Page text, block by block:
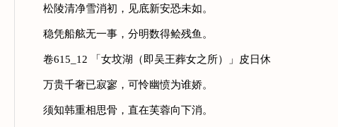
松陵清净雪消初，见底新安恐未如。
稳凭船舷无一事，分明数得鲙残鱼。
卷615_12 「女坟湖（即吴王葬女之所）」皮日休
万贵千奢已寂寥，可怜幽愤为谁娇。
须知韩重相思骨，直在芙蓉向下消。